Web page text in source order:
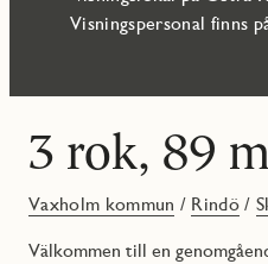
Visningspersonal finns
3 rok, 89
Vaxholm kommun / Rindö /
Välkommen till en